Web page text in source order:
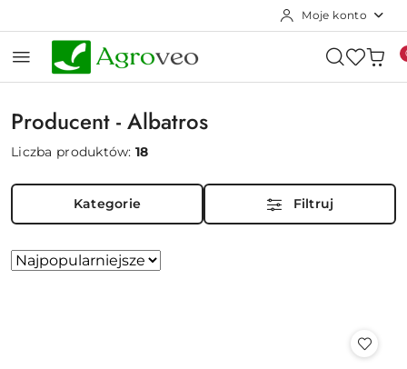
Moje konto
Producent - Albatros
Liczba produktów:18
Kategorie Filtruj
Zastosowano
Sortuj